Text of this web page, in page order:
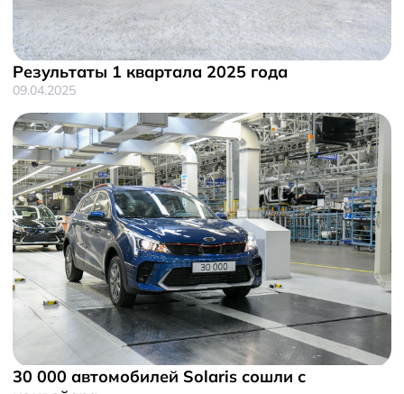
Результаты 1 квартала 2025 года
09.04.2025
30 000 автомобилей Solaris сошли с